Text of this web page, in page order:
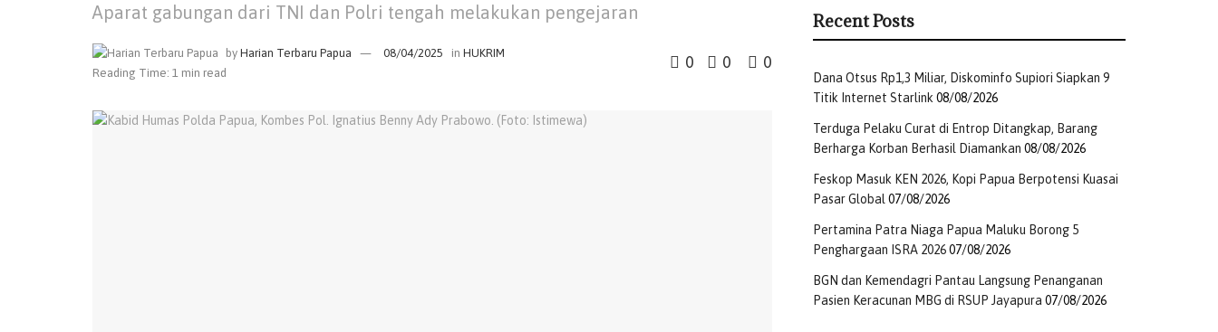
Aparat gabungan dari TNI dan Polri tengah melakukan pengejaran
by Harian Terbaru Papua 08/04/2025 in HUKRIM
Reading Time: 1 min read
0 0 0
Recent Posts
Dana Otsus Rp1,3 Miliar, Diskominfo Supiori Siapkan 9
Titik Internet Starlink 08/08/2026
Terduga Pelaku Curat di Entrop Ditangkap, Barang
Berharga Korban Berhasil Diamankan 08/08/2026
Feskop Masuk KEN 2026, Kopi Papua Berpotensi Kuasai
Pasar Global 07/08/2026
Pertamina Patra Niaga Papua Maluku Borong 5
Penghargaan ISRA 202607/08/2026
BGN dan Kemendagri Pantau Langsung Penanganan
Pasien Keracunan MBG di RSUP Jayapura 07/08/2026